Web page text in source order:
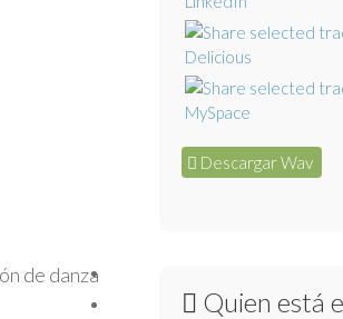
de danza
Descargar Wav
Quien está